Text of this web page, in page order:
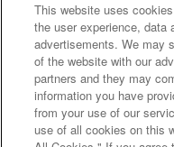
公
This website uses
the user experience, data
advertisements. We may
of the website with our
partners and they may
information you have
from your use of our
use of all cookies on this